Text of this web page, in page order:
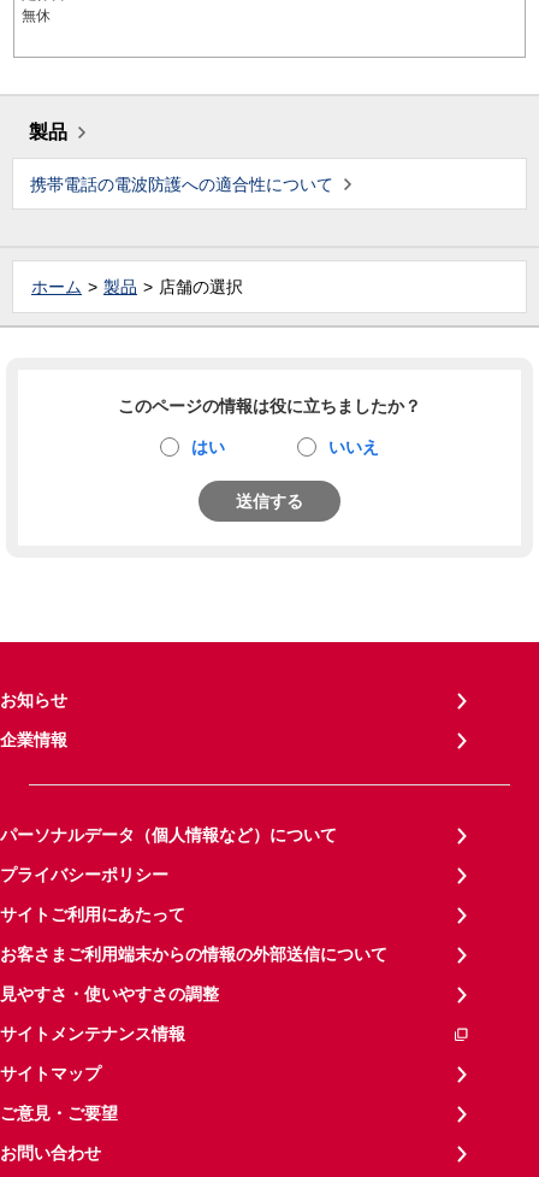
無休
製品
携帯電話の電波防護への適合性について
ホーム 製品 店舗の選択
このページの情報は役に立ちましたか？
はい いいえ
送信する
お知らせ
企業情報
パーソナルデータ（個人情報など）について
プライバシーポリシー
サイトご利用にあたって
お客さまご利用端末からの情報の外部送信について
見やすさ・使いやすさの調整
サイトメンテナンス情報
サイトマップ
ご意見・ご要望
お問い合わせ